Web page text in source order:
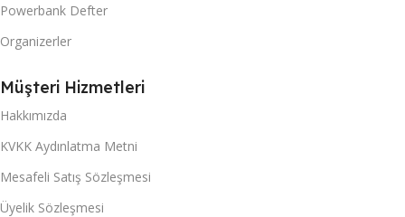
Powerbank Defter
Organizerler
Müşteri Hizmetleri
Hakkımızda
KVKK Aydınlatma Metni
Mesafeli Satış Sözleşmesi
Üyelik Sözleşmesi